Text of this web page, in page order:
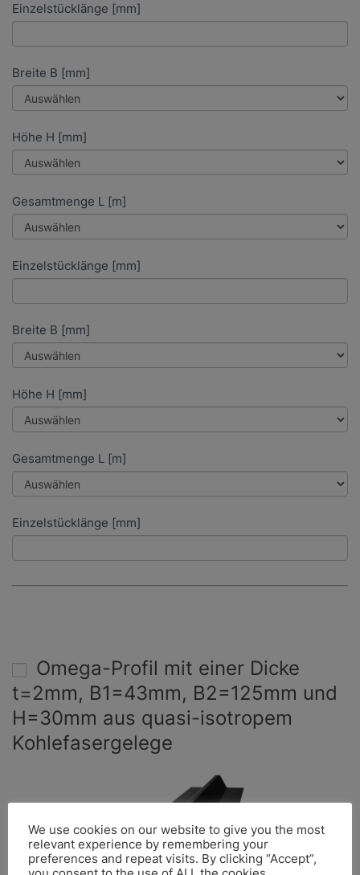
Einzelstücklänge [mm]
Breite B [mm]
Höhe H [mm]
Gesamtmenge L [m]
Einzelstücklänge [mm]
Breite B [mm]
Höhe H [mm]
Gesamtmenge L [m]
Einzelstücklänge [mm]
Omega-Profil mit einer Dicke
t=2mm, B1=43mm, B2=125mm und
H=30mm aus quasi-isotropem
Kohlefasergelege
We use cookies on our website to give you the most
relevant experience by remembering your
preferences and repeat visits. By clicking “Accept”,